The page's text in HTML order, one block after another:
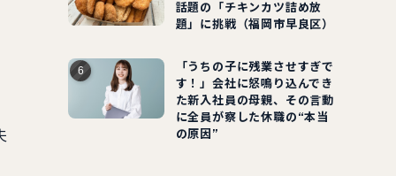
話題の「チキンカツ詰め放
題」に挑戦（福岡市早良区）
「うちの子に残業させすぎで
す！」会社に怒鳴り込んでき
た新入社員の母親、その言動
に全員が察した休職の“本当
の原因”